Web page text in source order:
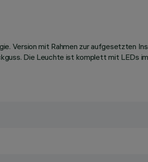
Version mit Rahmen zur aufgesetzten
Die Leuchte ist komplett mit LEDs